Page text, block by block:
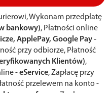
Wykonam przedpłatę
bankowy), Płatności online
ApplePay, Google Pay -
przy odbiorze, Płatność
Klientów),
-eService, Zapłacę przy
przelewem na konto -